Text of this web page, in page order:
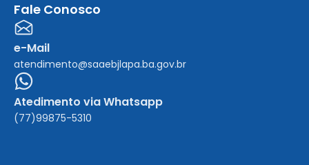
Fale Conosco
e-Mail
atendimento@saaebjlapa.ba.gov.br
Atedimento via Whatsapp
(77)99875-5310